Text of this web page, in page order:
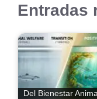
Entradas
Del Bienestar